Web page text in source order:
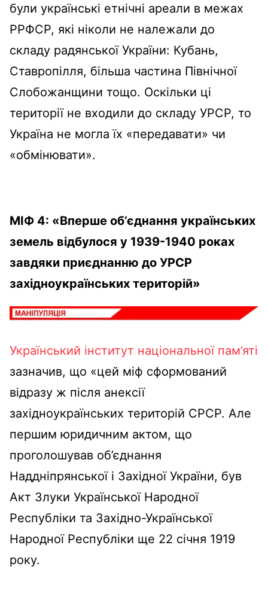
були українські етнічні ареали в межах
РРФСР, які ніколи не належали до
складу радянської України: Кубань,
Ставропілля, більша частина Північної
Слобожанщини тощо. Оскільки ці
території не входили до складу УРСР, то
Україна не могла їх «передавати» чи
«обмінювати».
МІФ 4: «Вперше об’єднання українських
земель відбулося у 1939-1940 роках
завдяки приєднанню до УРСР
західноукраїнських територій»
Український інститут національної пам’яті
зазначив, що «цей міф сформований
відразу ж після анексії
західноукраїнських територій СРСР. Але
першим юридичним актом, що
проголошував об’єднання
Наддніпрянської і Західної України, був
Акт Злуки Української Народної
Республіки та Західно-Української
Народної Республіки ще 22 січня 1919
року.